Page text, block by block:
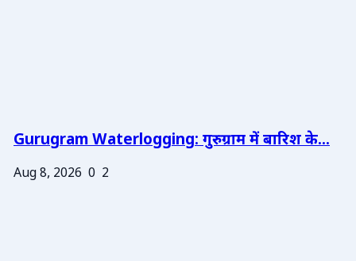
Gurugram Waterlogging: गुरुग्राम में बारिश के...
Aug 8, 2026 0 2